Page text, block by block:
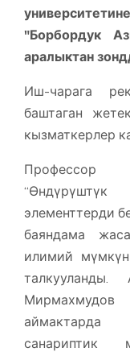
"Борбордук
аралыктан
Иш-чарага
баштаган
кызматкерлер
Профессор
“Өндүрүштүк
элементтерди
баяндама
илимий
аймактарда
санариптик